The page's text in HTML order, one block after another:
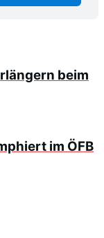
beim
im ÖFB